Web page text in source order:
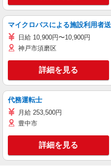
マイクロバスによる施設利用者
日給 10,900円〜10,900円
神戸市須磨区
詳細を見る
代務運転士
月給 253,500円
豊中市
詳細を見る